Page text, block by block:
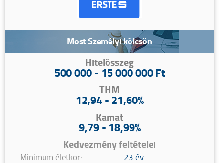
Most Személyi kölcsön
Hitelösszeg
500 000 - 15 000 000 Ft
THM
12,94 - 21,60%
Kamat
9,79 - 18,99%
Kedvezmény feltételei
Minimum életkor:
23 év